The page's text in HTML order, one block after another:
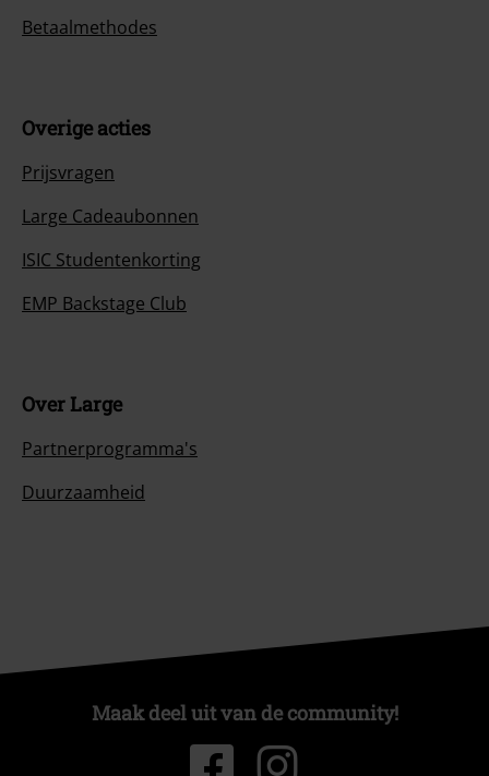
Betaalmethodes
Overige acties
Prijsvragen
Large Cadeaubonnen
ISIC Studentenkorting
EMP Backstage Club
Over Large
Partnerprogramma's
Duurzaamheid
Maak deel uit van de community!